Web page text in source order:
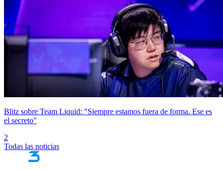
Blitz sobre Team Liquid: "Siempre estamos fuera de forma. Ese es
el secreto"
2
Todas las noticias